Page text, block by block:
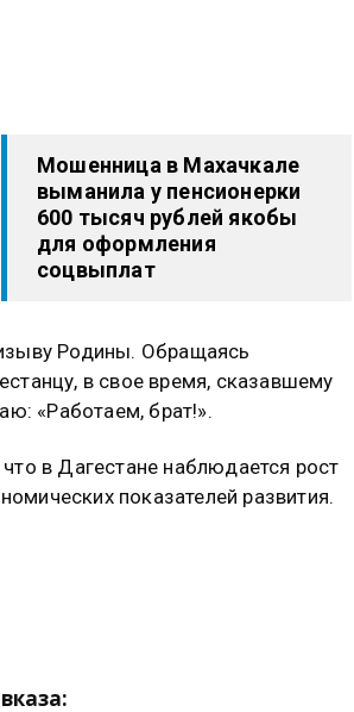
Мошенница в Махачкале
выманила у пенсионерки
600 тысяч рублей якобы
для оформления
соцвыплат
Родины. Обращаясь
в свое время, сказавшему
«Работаем, брат!».
что в Дагестане наблюдается рост
показателей развития.